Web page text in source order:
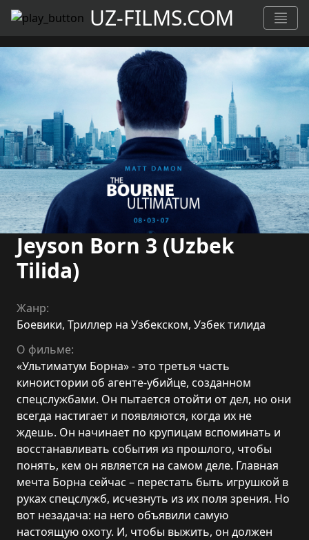
UZ-FILMS.COM
Jeyson Born 3 (Uzbek
Tilida)
Жанр:
Боевики, Триллер на Узбекском, Узбек тилида
О фильме:
«Ультиматум Борна» - это третья часть
киноистории об агенте-убийце, созданном
спецслужбами. Он пытается отойти от дел, но они
всегда настигает и появляются, когда их не
ждешь. Он начинает по крупицам вспоминать и
восстанавливать события из прошлого, чтобы
понять, кем он является на самом деле. Главная
мечта Борна сейчас – перестать быть игрушкой в
руках спецслужб, исчезнуть из их поля зрения. Но
вот незадача: на него объявили самую
настоящую охоту. И, чтобы выжить, он должен